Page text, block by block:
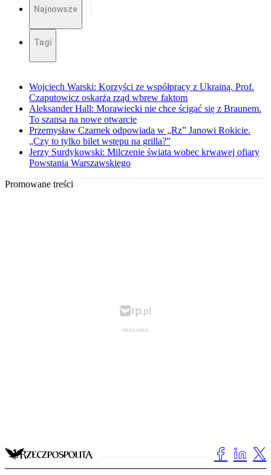
Najnowsze
Tagi
Wojciech Warski: Korzyści ze współpracy z Ukrainą. Prof.
Czaputowicz oskarża rząd wbrew faktom
Aleksander Hall: Morawiecki nie chce ścigać się z Braunem.
To szansa na nowe otwarcie
Przemysław Czarnek odpowiada w „Rz” Janowi Rokicie.
„Czy to tylko bilet wstępu na grilla?”
Jerzy Surdykowski: Milczenie świata wobec krwawej ofiary
Powstania Warszawskiego
Promowane treści